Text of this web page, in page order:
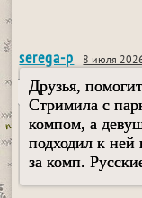
serega-p 8 июля
Друзья,
Стримила с
компом, а
подходил к ней
за комп.